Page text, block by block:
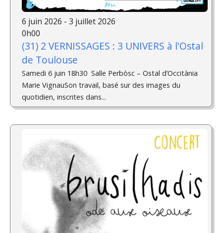
6 juin 2026 - 3 juillet 2026
0h00
(31) 2 VERNISSAGES : 3 UNIVERS à l'Ostal
de Toulouse
Samedi 6 juin 18h30 Salle Perbòsc – Ostal d’Occitània
Marie VignauSon travail, basé sur des images du
quotidien, inscrites dans...